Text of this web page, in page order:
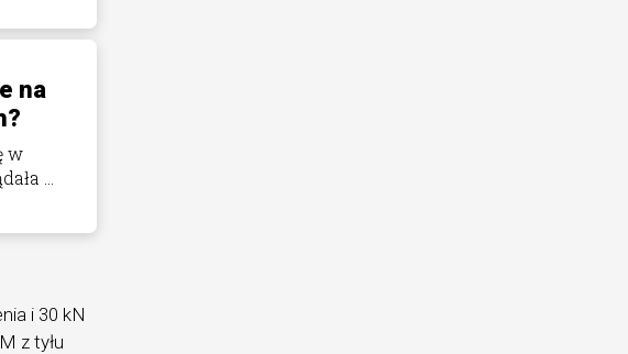
na
w
...
i 30 kN
z tyłu